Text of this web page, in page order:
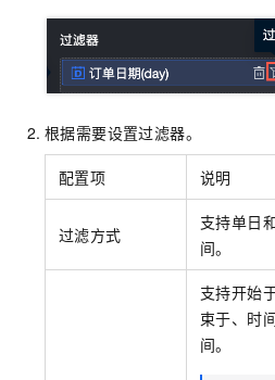
根据需要设置过滤器。
配置项 说明
过滤方式
支持单日
间。
支持开始
束于、时
间。